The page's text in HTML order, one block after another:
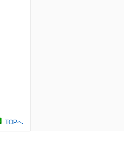
TOPへ